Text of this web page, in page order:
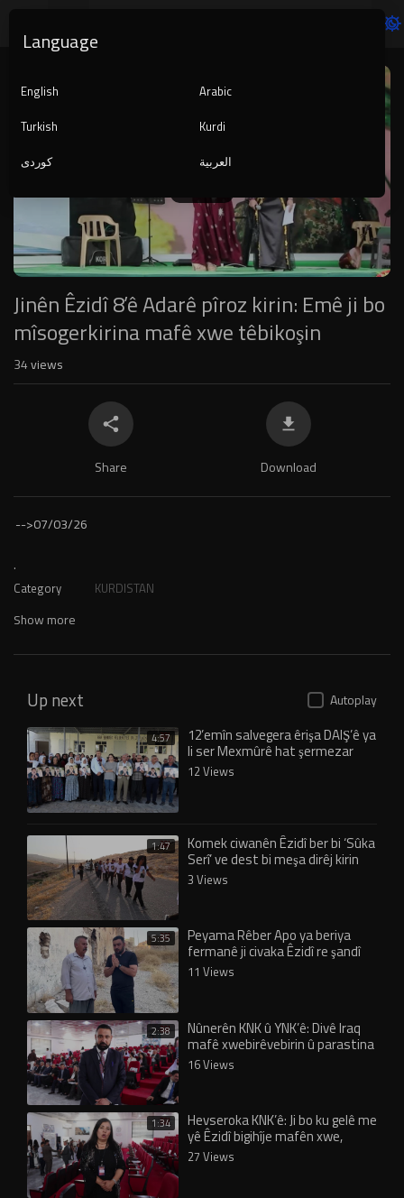
Player
auto
Jinên Êzidî 8’ê Adarê pîroz kirin: Emê ji bo
mîsogerkirina mafê xwe têbikoşin
34views
Share Download
-->07/03/26
.
Category KURDISTAN
Show more
Up next Autoplay
4:57 12’emîn salvegera êrişa DAIŞ’ê ya
li ser Mexmûrê hat şermezar
kirin
12 Views
1:47 Komek ciwanên Êzidî ber bi ‘Sûka
Serî’ ve dest bi meşa dirêj kirin
3 Views
5:35 Peyama Rêber Apo ya beriya
fermanê ji civaka Êzidî re şandî
eşkere bû!
11 Views
2:38 Nûnerên KNK û YNK’ê: Divê Iraq
mafê xwebirêvebirin û parastina
Êzidiyan nas bike
16 Views
1:34 Hevseroka KNK’ê: Ji bo ku gelê me
yê Êzidî bigihîje mafên xwe,
yekrêzî şertekî sereke ye
27 Views
Language
English
Arabic
Turkish
Kurdi
کوردی
العربية